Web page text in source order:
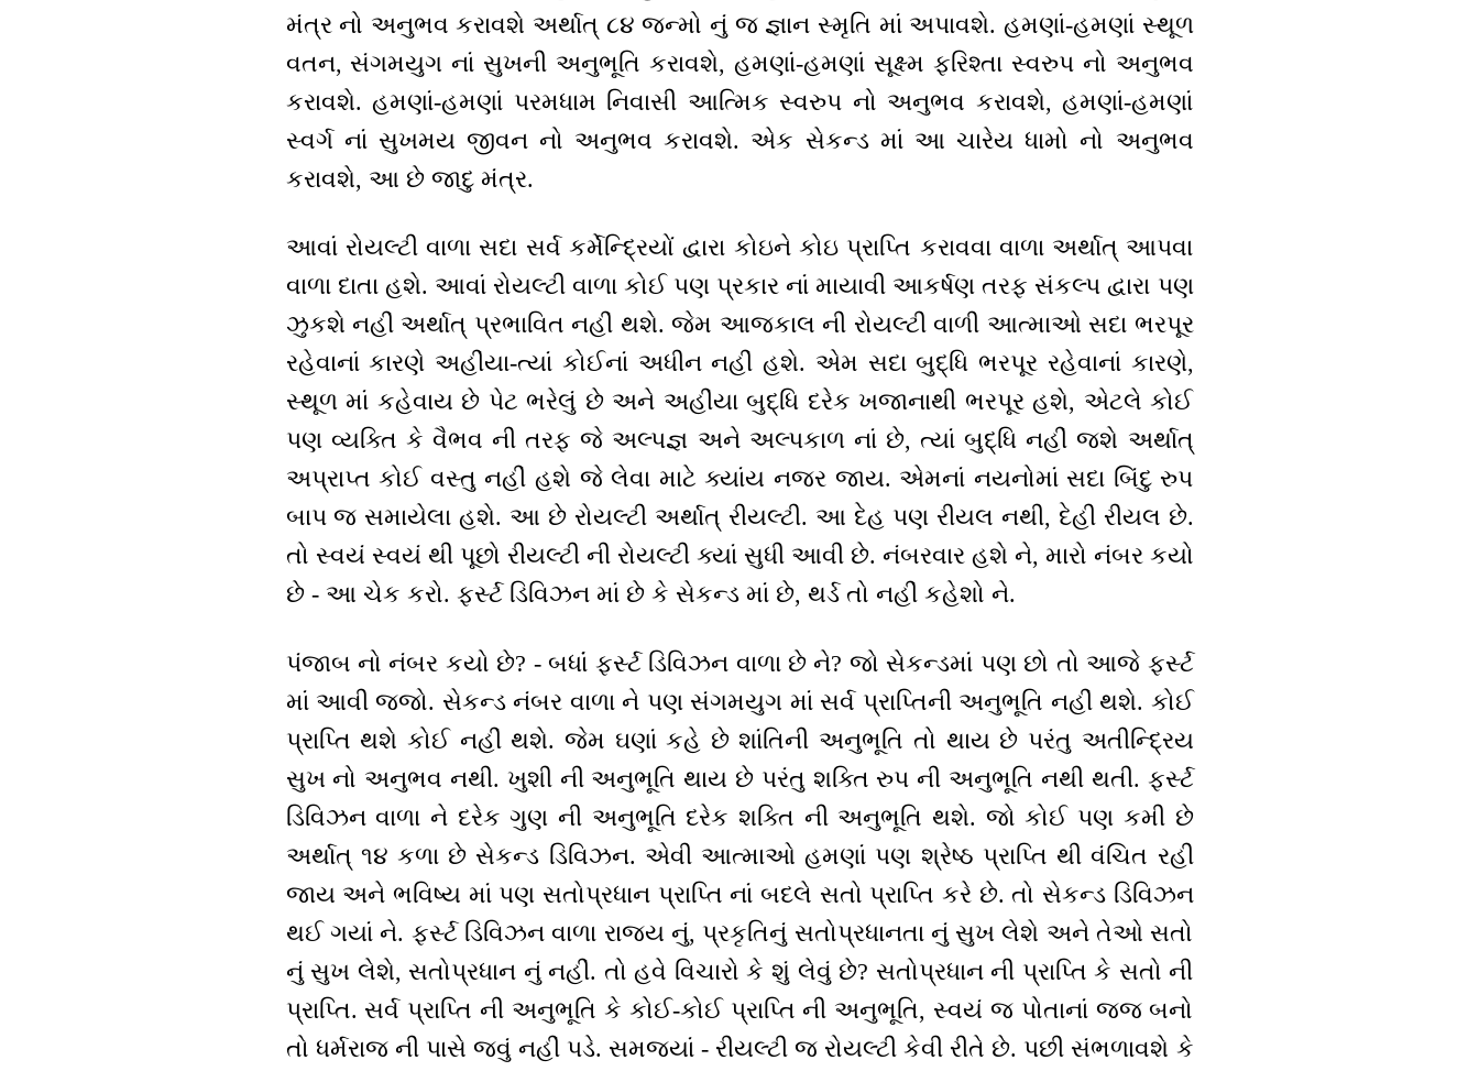
મંત્ર નો અનુભવ કરાવશે અર્થાત્ ૮૪ જન્મો નું જ જ્ઞાન સ્મૃતિ માં અપાવશે. હમણાં-હમણાં સ્થૂળ
વતન, સંગમયુગ નાં સુખની અનુભૂતિ કરાવશે, હમણાં-હમણાં સૂક્ષ્મ ફરિશ્તા સ્વરુપ નો અનુભવ
કરાવશે. હમણાં-હમણાં પરમધામ નિવાસી આત્મિક સ્વરુપ નો અનુભવ કરાવશે, હમણાં-હમણાં
સ્વર્ગ નાં સુખમય જીવન નો અનુભવ કરાવશે. એક સેકન્ડ માં આ ચારેય ધામો નો અનુભવ
કરાવશે, આ છે જાદુ મંત્ર.
આવાં રોયલ્ટી વાળા સદા સર્વ કર્મેન્દ્રિયોં દ્વારા કોઇને કોઇ પ્રાપ્તિ કરાવવા વાળા અર્થાત્ આપવા
વાળા દાતા હશે. આવાં રોયલ્ટી વાળા કોઈ પણ પ્રકાર નાં માયાવી આકર્ષણ તરફ સંકલ્પ દ્વારા પણ
ઝુકશે નહીં અર્થાત્ પ્રભાવિત નહીં થશે. જેમ આજકાલ ની રોયલ્ટી વાળી આત્માઓ સદા ભરપૂર
રહેવાનાં કારણે અહીંયા-ત્યાં કોઈનાં અધીન નહીં હશે. એમ સદા બુદ્ધિ ભરપૂર રહેવાનાં કારણે,
સ્થૂળ માં કહેવાય છે પેટ ભરેલું છે અને અહીંયા બુદ્ધિ દરેક ખજાનાથી ભરપૂર હશે, એટલે કોઈ
પણ વ્યક્તિ કે વૈભવ ની તરફ જે અલ્પજ્ઞ અને અલ્પકાળ નાં છે, ત્યાં બુદ્ધિ નહીં જશે અર્થાત્
અપ્રાપ્ત કોઈ વસ્તુ નહીં હશે જે લેવા માટે ક્યાંય નજર જાય. એમનાં નયનોમાં સદા બિંદુ રુપ
બાપ જ સમાયેલા હશે. આ છે રોયલ્ટી અર્થાત્ રીયલ્ટી. આ દેહ પણ રીયલ નથી, દેહી રીયલ છે.
તો સ્વયં સ્વયં થી પૂછો રીયલ્ટી ની રોયલ્ટી ક્યાં સુધી આવી છે. નંબરવાર હશે ને, મારો નંબર કયો
છે - આ ચેક કરો. ફર્સ્ટ ડિવિઝન માં છે કે સેકન્ડ માં છે, થર્ડ તો નહીં કહેશો ને.
પંજાબ નો નંબર કયો છે? - બધાંં ફર્સ્ટ ડિવિઝન વાળા છે ને? જો સેકન્ડમાં પણ છો તો આજે ફર્સ્ટ
માં આવી જજો. સેકન્ડ નંબર વાળા ને પણ સંગમયુગ માં સર્વ પ્રાપ્તિની અનુભૂતિ નહીં થશે. કોઈ
પ્રાપ્તિ થશે કોઈ નહીં થશે. જેમ ઘણાં કહે છે શાંતિની અનુભૂતિ તો થાય છે પરંતુ અતીન્દ્રિય
સુખ નો અનુભવ નથી. ખુશી ની અનુભૂતિ થાય છે પરંતુ શક્તિ રુપ ની અનુભૂતિ નથી થતી. ફર્સ્ટ
ડિવિઝન વાળા ને દરેક ગુણ ની અનુભૂતિ દરેક શક્તિ ની અનુભૂતિ થશે. જો કોઈ પણ કમી છે
અર્થાત્ ૧૪ કળા છે સેકન્ડ ડિવિઝન. એવી આત્માઓ હમણાં પણ શ્રેષ્ઠ પ્રાપ્તિ થી વંચિત રહી
જાય અને ભવિષ્ય માં પણ સતોપ્રધાન પ્રાપ્તિ નાં બદલે સતો પ્રાપ્તિ કરે છે. તો સેકન્ડ ડિવિઝન
થઈ ગયાં ને. ફર્સ્ટ ડિવિઝન વાળા રાજ્ય નું, પ્રકૃતિનું સતોપ્રધાનતા નું સુખ લેશે અને તેઓ સતો
નું સુખ લેશે, સતોપ્રધાન નું નહીં. તો હવે વિચારો કે શું લેવું છે? સતોપ્રધાન ની પ્રાપ્તિ કે સતો ની
પ્રાપ્તિ. સર્વ પ્રાપ્તિ ની અનુભૂતિ કે કોઈ-કોઈ પ્રાપ્તિ ની અનુભૂતિ, સ્વયં જ પોતાનાં જજ બનો
તો ધર્મરાજ ની પાસે જવું નહીં પડે. સમજ્યાં - રીયલ્ટી જ રોયલ્ટી કેવી રીતે છે. પછી સંભળાવશે કે